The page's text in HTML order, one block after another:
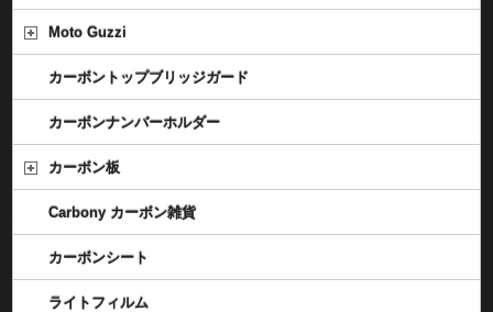
Moto Guzzi
カーボントップブリッジガード
カーボンナンバーホルダー
カーボン板
Carbony カーボン雑貨
カーボンシート
ライトフィルム